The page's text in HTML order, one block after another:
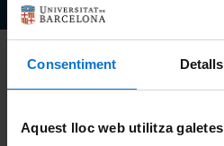
Consentiment Detalls
Aquest lloc web utilitza galetes